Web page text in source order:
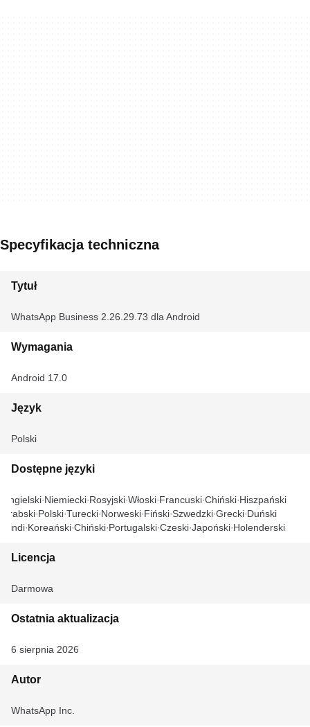
Specyfikacja techniczna
Tytuł
WhatsApp Business 2.26.29.73 dla Android
Wymagania
Android 17.0
Język
Polski
Dostępne języki
Angielski Niemiecki Rosyjski Włoski Francuski Chiński Hiszpański
Arabski Polski Turecki Norweski Fiński Szwedzki Grecki Duński
Hindi Koreański Chiński Portugalski Czeski Japoński Holenderski
Licencja
Darmowa
Ostatnia aktualizacja
6 sierpnia 2026
Autor
WhatsApp Inc.